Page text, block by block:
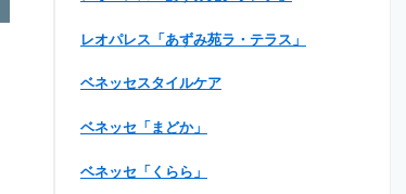
レオパレス「あずみ苑ラ・テラス」
ベネッセスタイルケア
ベネッセ「まどか」
ベネッセ「くらら」